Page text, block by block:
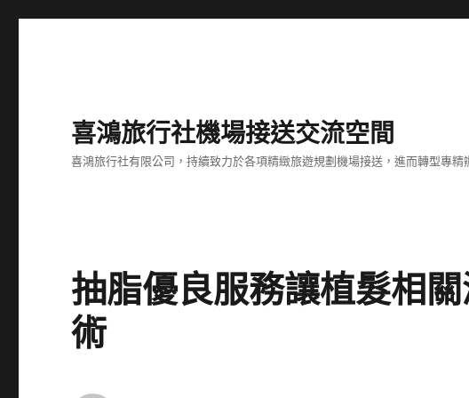
喜鴻旅行社機場接送交流空間
喜鴻旅行社有限公司，持續致力於各項精緻旅遊規劃機場接送，進而轉型專
抽脂優良服務讓植髮相
術